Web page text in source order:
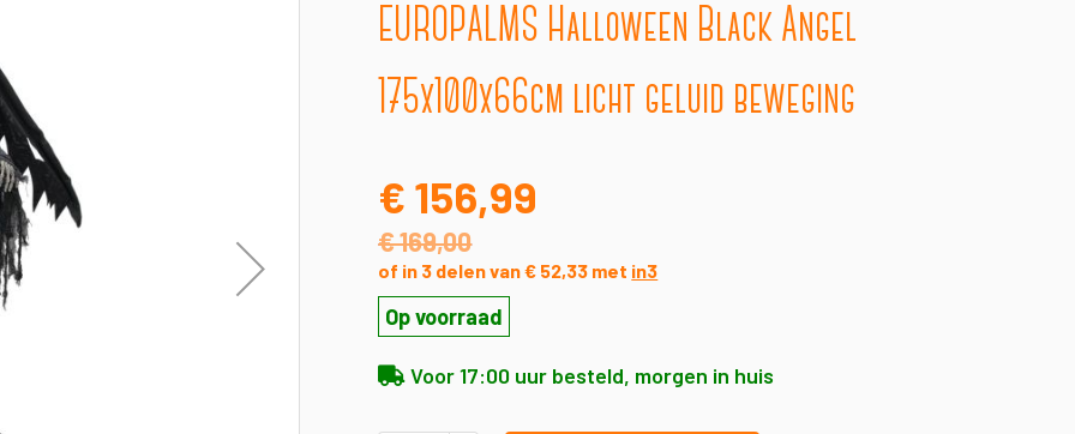
EUROPALMS Halloween Black Angel
175x100x66cm licht geluid beweging
€ 156,99
€ 169,00
of in 3 delen van € 52,33 met in3
Op voorraad
Voor 17:00 uur besteld, morgen in huis